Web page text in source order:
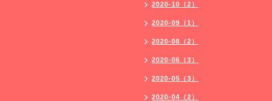
2020-10（2）
2020-09（1）
2020-08（2）
2020-06（3）
2020-05（3）
2020-04（2）